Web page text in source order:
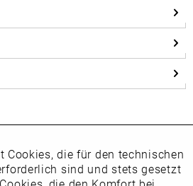
uns auf Instagram
Aktiv
Cookies, die für den technischen
sind und stets gesetzt